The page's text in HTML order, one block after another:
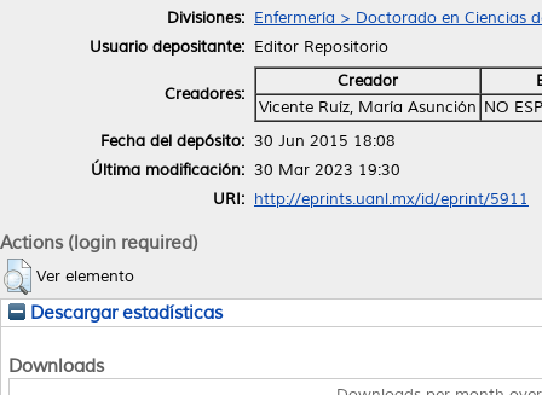
Divisiones: Enfermería > Doctorado en Ciencias
Usuario depositante: Editor Repositorio
Creadores:
Creador
Vicente Ruíz, María Asunción NO
Fecha del depósito: 30 Jun 2015 18:08
Última modificación: 30 Mar 2023 19:30
URI: http://eprints.uanl.mx/id/eprint/5911
Actions (login required)
Ver elemento
Descargar estadísticas
Downloads